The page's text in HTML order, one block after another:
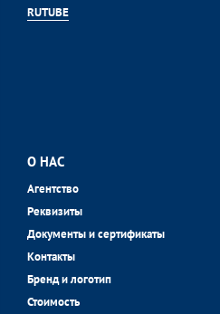
RUTUBE
О НАС
Агентство
Реквизиты
Документы и сертификаты
Контакты
Бренд и логотип
Стоимость